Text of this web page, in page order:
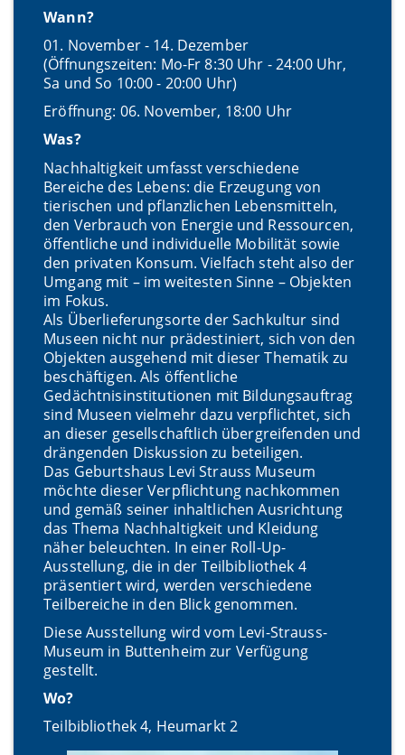
Wann?
01. November - 14. Dezember
(Öffnungszeiten: Mo-Fr 8:30 Uhr - 24:00 Uhr,
Sa und So 10:00 - 20:00 Uhr)
Eröffnung: 06. November, 18:00 Uhr
Was?
Nachhaltigkeit umfasst verschiedene
Bereiche des Lebens: die Erzeugung von
tierischen und pflanzlichen Lebensmitteln,
den Verbrauch von Energie und Ressourcen,
öffentliche und individuelle Mobilität sowie
den privaten Konsum. Vielfach steht also der
Umgang mit – im weitesten Sinne – Objekten
im Fokus.
Als Überlieferungsorte der Sachkultur sind
Museen nicht nur prädestiniert, sich von den
Objekten ausgehend mit dieser Thematik zu
beschäftigen. Als öffentliche
Gedächtnisinstitutionen mit Bildungsauftrag
sind Museen vielmehr dazu verpflichtet, sich
an dieser gesellschaftlich übergreifenden und
drängenden Diskussion zu beteiligen.
Das Geburtshaus Levi Strauss Museum
möchte dieser Verpflichtung nachkommen
und gemäß seiner inhaltlichen Ausrichtung
das Thema Nachhaltigkeit und Kleidung
näher beleuchten. In einer Roll-Up-
Ausstellung, die in der Teilbibliothek 4
präsentiert wird, werden verschiedene
Teilbereiche in den Blick genommen.
Diese Ausstellung wird vom Levi-Strauss-
Museum in Buttenheim zur Verfügung
gestellt.
Wo?
Teilbibliothek 4, Heumarkt 2